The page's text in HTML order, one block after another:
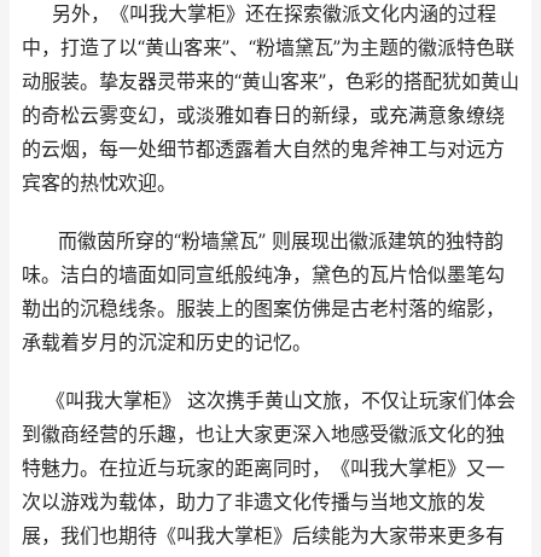
另外，《叫我大掌柜》还在探索徽派文化内涵的过程
中，打造了以“黄山客来”、“粉墙黛瓦”为主题的徽派特色联
动服装。挚友器灵带来的“黄山客来”，色彩的搭配犹如黄山
的奇松云雾变幻，或淡雅如春日的新绿，或充满意象缭绕
的云烟，每一处细节都透露着大自然的鬼斧神工与对远方
宾客的热忱欢迎。
而徽茵所穿的“粉墙黛瓦” 则展现出徽派建筑的独特韵
味。洁白的墙面如同宣纸般纯净，黛色的瓦片恰似墨笔勾
勒出的沉稳线条。服装上的图案仿佛是古老村落的缩影，
承载着岁月的沉淀和历史的记忆。
《叫我大掌柜》 这次携手黄山文旅，不仅让玩家们体会
到徽商经营的乐趣，也让大家更深入地感受徽派文化的独
特魅力。在拉近与玩家的距离同时，《叫我大掌柜》又一
次以游戏为载体，助力了非遗文化传播与当地文旅的发
展，我们也期待《叫我大掌柜》后续能为大家带来更多有